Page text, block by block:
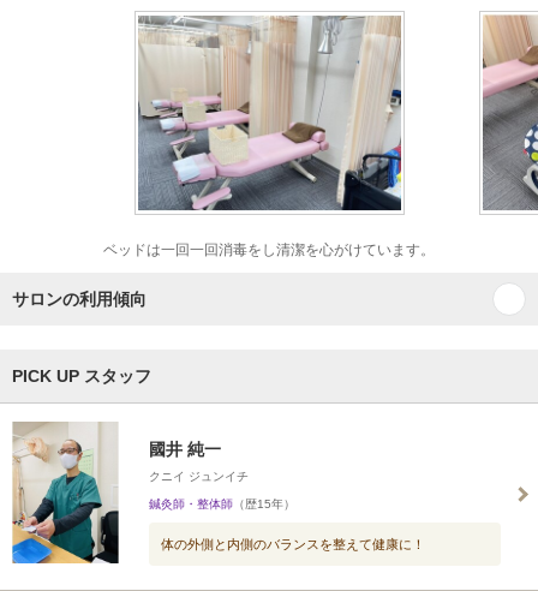
ベッドは一回一回消毒をし清潔を心がけています。
サロンの利用傾向
PICK UP スタッフ
國井 純一
クニイ ジュンイチ
鍼灸師・整体師 （歴15年）
体の外側と内側のバランスを整えて健康に！